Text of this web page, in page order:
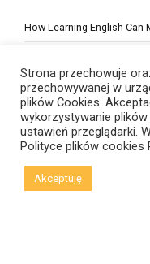
How Learning English Can
© Copyright 2021
Strona przechowuje
przechowywanej w
plików Cookies.
wykorzystywanie
ustawień przeglądarki.
Polityce plików cookies
Akceptuję